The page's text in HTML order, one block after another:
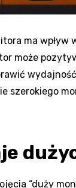
ma
może
szerokiego
“duży